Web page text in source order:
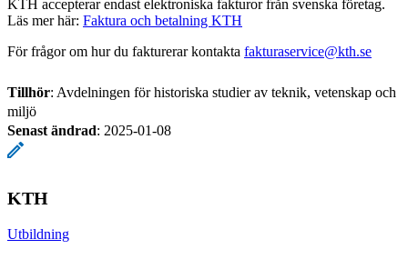
KTH accepterar endast elektroniska fakturor från svenska företag.
Läs mer här: Faktura och betalning KTH
För frågor om hur du fakturerar kontakta fakturaservice@kth.se
Tillhör: Avdelningen för historiska studier av teknik, vetenskap och
miljö
Senast ändrad: 2025-01-08
KTH
Utbildning